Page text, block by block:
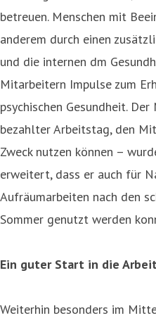
betreuen. Menschen mit
anderem durch einen
und die internen dm
Mitarbeitern Impulse zum
psychischen Gesundheit.
bezahlter Arbeitstag, den
Zweck nutzen können –
erweitert, dass er auch für
Aufräumarbeiten nach den
Sommer genutzt werden
Ein guter Start in die
Weiterhin besonders im